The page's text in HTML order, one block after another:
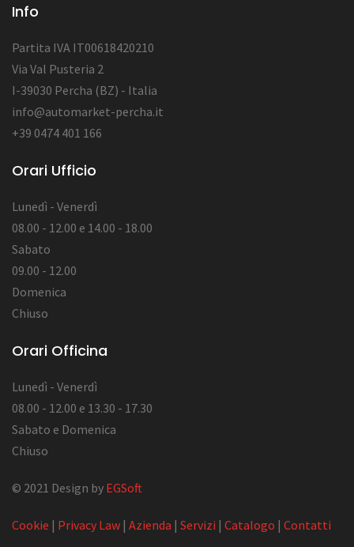
Info
Partita IVA IT00618420210
Via Val Pusteria 2
I-39030 Percha (BZ) - Italia
info@automarket-percha.it
+39 0474 401 166
Orari Ufficio
Lunedì - Venerdì
08.00 - 12.00 e 14.00 - 18.00
Sabato
09.00 - 12.00
Domenica
Chiuso
Orari Officina
Lunedì - Venerdì
08.00 - 12.00 e 13.30 - 17.30
Sabato e Domenica
Chiuso
© 2021 Design by EGSoft
Cookie | Privacy Law | Azienda | Servizi | Catalogo | Contatti